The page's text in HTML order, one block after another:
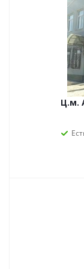
Ц.м.